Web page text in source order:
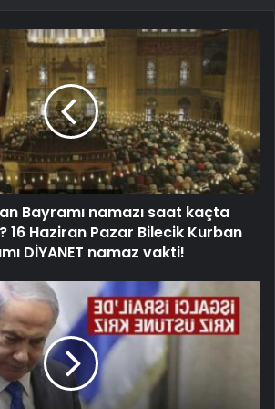
Bayramı namazı saat kaçta
16 Haziran Pazar Bilecik Kurban
DİYANET namaz vakti!